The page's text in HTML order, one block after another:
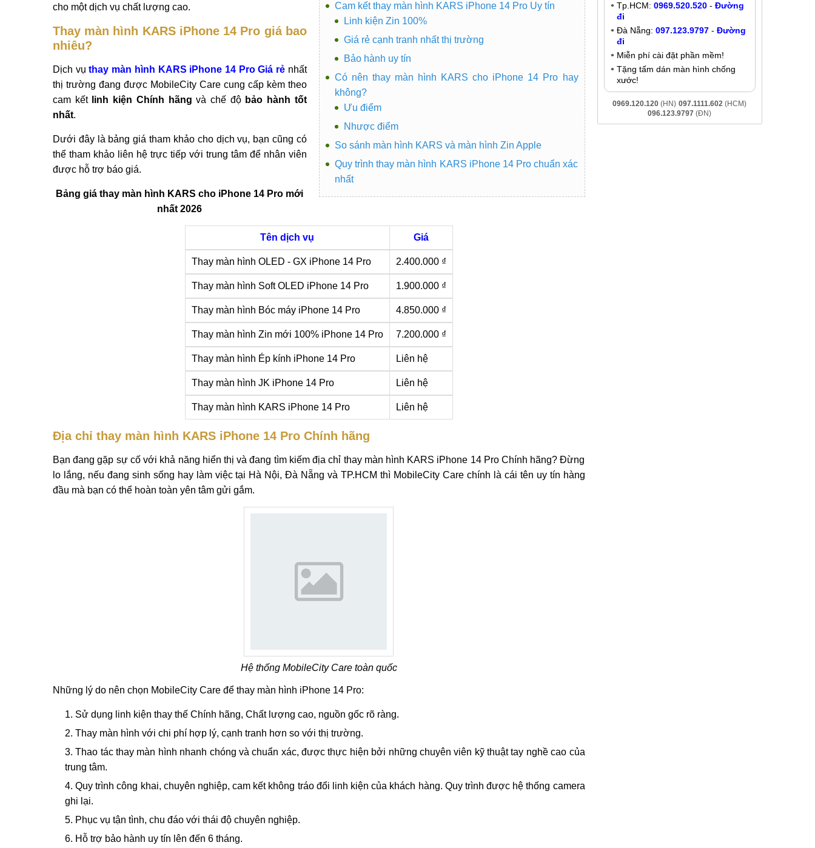
Cam kết thay màn hình KARS iPhone 14 Pro Uy tín
Linh kiện Zin 100%
Giá rẻ cạnh tranh nhất thị trường
Bảo hành uy tín
Có nên thay màn hình KARS cho iPhone 14 Pro hay
không?
Ưu điểm
Nhược điểm
So sánh màn hình KARS và màn hình Zin Apple
Quy trình thay màn hình KARS iPhone 14 Pro chuẩn xác
nhất
cho một dịch vụ chất lượng cao.
Thay màn hình KARS iPhone 14 Pro giá bao
nhiêu?
Dịch vụ thay màn hình KARS iPhone 14 Pro Giá rẻ nhất
thị trường đang được MobileCity Care cung cấp kèm theo
cam kết
linh kiện Chính hãng và chế độ bảo hành tốt
nhất.
Dưới đây là bảng giá tham khảo cho dịch vụ, bạn cũng có
thể tham khảo liên hệ trực tiếp với trung tâm để nhân viên
được hỗ trợ báo giá.
Bảng giá thay màn hình KARS cho iPhone 14 Pro mới
nhất 2026
Tên dịch vụ Giá
Thay màn hình OLED - GX iPhone 14 Pro 2.400.000 ₫
Thay màn hình Soft OLED iPhone 14 Pro 1.900.000 ₫
Thay màn hình Bóc máy iPhone 14 Pro 4.850.000 ₫
Thay màn hình Zin mới 100% iPhone 14 Pro 7.200.000 ₫
Thay màn hình Ép kính iPhone 14 Pro Liên hệ
Thay màn hình JK iPhone 14 Pro Liên hệ
Thay màn hình KARS iPhone 14 Pro Liên hệ
Địa chỉ thay màn hình KARS iPhone 14 Pro Chính hãng
Bạn đang gặp sự cố với khả năng hiển thị và đang tìm kiếm địa chỉ thay màn hình KARS iPhone 14 Pro Chính hãng? Đừng
lo lắng, nếu đang sinh sống hay làm việc tại Hà Nội, Đà Nẵng và TP.HCM thì MobileCity Care chính là cái tên uy tín hàng
đầu mà bạn có thể hoàn toàn yên tâm gửi gắm.
Hệ thống MobileCity Care toàn quốc
Những lý do nên chọn MobileCity Care để thay màn hình iPhone 14 Pro:
Sử dụng linh kiện thay thế Chính hãng, Chất lượng cao, nguồn gốc rõ ràng.
Thay màn hình với chi phí hợp lý, cạnh tranh hơn so với thị trường.
Thao tác thay màn hình nhanh chóng và chuẩn xác, được thực hiện bởi những chuyên viên kỹ thuật tay nghề cao của
trung tâm.
Quy trình công khai, chuyên nghiệp, cam kết không tráo đổi linh kiện của khách hàng. Quy trình được hệ thống camera
ghi lại.
Phục vụ tận tình, chu đáo với thái độ chuyên nghiệp.
Hỗ trợ bảo hành uy tín lên đến 6 tháng.
Tp.HCM: 0969.520.520- Đường
đi
Đà Nẵng: 097.123.9797- Đường
đi
Miễn phí cài đặt phần mềm!
Tặng tấm dán màn hình chống
xước!
0969.120.120 (HN) 097.1111.602 (HCM)
096.123.9797 (ĐN)